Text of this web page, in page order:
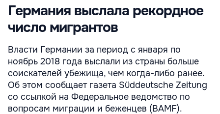
Германия выслала рекордное
число мигрантов
Власти Германии за период с января по
ноябрь 2018 года выслали из страны больше
соискателей убежища, чем когда-либо ранее.
Об этом сообщает газета Süddeutsche Zeitung
со ссылкой на Федеральное ведомство по
вопросам миграции и беженцев (BAMF).